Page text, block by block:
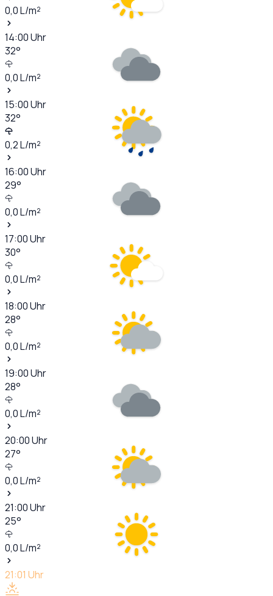
0,0L/m²
14:00Uhr
32°
0,0L/m²
15:00Uhr
32°
0,2L/m²
16:00Uhr
29°
0,0L/m²
17:00Uhr
30°
0,0L/m²
18:00Uhr
28°
0,0L/m²
19:00Uhr
28°
0,0L/m²
20:00Uhr
27°
0,0L/m²
21:00Uhr
25°
0,0L/m²
21:01 Uhr